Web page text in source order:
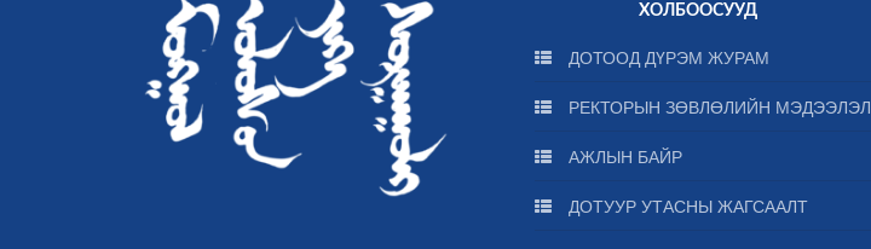
ХОЛБООСУУД
ДОТООД ДҮРЭМ ЖУРАМ
РЕКТОРЫН ЗӨВЛӨЛИЙН МЭДЭЭЛЭЛ
АЖЛЫН БАЙР
ДОТУУР УТАСНЫ ЖАГСААЛТ